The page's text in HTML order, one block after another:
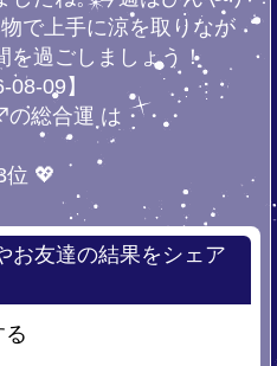
で上手に涼を取りなが
を過ごしましょう！
08-09】
総合運 は・・・
位 💖
お友達の結果をシェア